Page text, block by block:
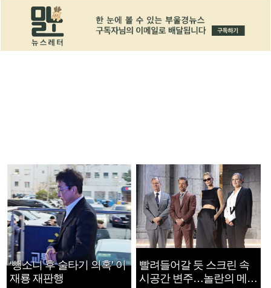
‘뺑소니 후 술타기 의혹’ 이
재룡 재판행
빨려들어갈 듯 스크린 속
시공간 변주…놀란의 메시